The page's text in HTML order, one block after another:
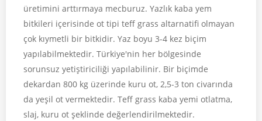
üretimini arttırmaya mecburuz. Yazlık kaba yem
bitkileri içerisinde ot tipi teff grass altarnatifi olmayan
çok kıymetli bir bitkidir. Yaz boyu 3-4 kez biçim
yapılabilmektedir. Türkiye'nin her bölgesinde
sorunsuz yetiştiriciliği yapılabilinir. Bir biçimde
dekardan 800 kg üzerinde kuru ot, 2,5-3 ton civarında
da yeşil ot vermektedir. Teff grass kaba yemi otlatma,
slaj, kuru ot şeklinde değerlendirilmektedir.